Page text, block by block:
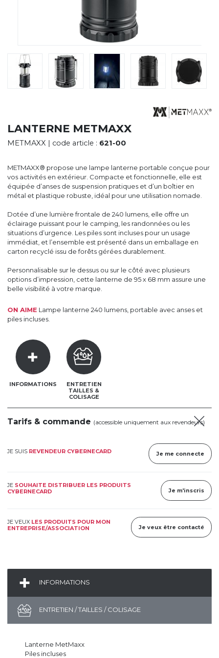
ROADSHOWS, FORUM DES EXPERTS
MARQUES & CERTIFICATS
TECHNIQUES MARQUAGE
BLOG
LANTERNE METMAXX
METMAXX | code article : 621-00
METMAXX® propose une lampe lanterne portable conçue pour
vos activités en extérieur. Compacte et fonctionnelle, elle est
équipée d’anses de suspension pratiques et d’un boîtier en
métal et plastique robuste, idéal pour une utilisation nomade.
Dotée d’une lumière frontale de 240 lumens, elle offre un
éclairage puissant pour le camping, les randonnées ou les
situations d’urgence. Les piles sont incluses pour un usage
immédiat, et l’ensemble est présenté dans un emballage en
carton recyclé issu de forêts gérées durablement.
Personnalisable sur le dessus ou sur le côté avec plusieurs
options d’impression, cette lanterne de 95 x 68 mm assure une
belle visibilité à votre marque.
ON AIME Lampe lanterne 240 lumens, portable avec anses et
piles incluses.
INFORMATIONS
ENTRETIEN
TAILLES &
COLISAGE
Tarifs & commande (accessible uniquement aux revendeurs)
JE SUIS REVENDEUR CYBERNECARD Je me connecte
JE SOUHAITE DISTRIBUER LES PRODUITS
CYBERNECARD
Je m'inscris
JE VEUX LES PRODUITS POUR MON
ENTREPRISE/ASSOCIATION
Je veux être contacté
INFORMATIONS
ENTRETIEN / TAILLES / COLISAGE
Lanterne MetMaxx
Piles incluses